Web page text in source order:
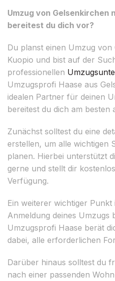
Umzug von Gelsenkirchen
bereitest du dich vor?
Du planst einen Umzug
Kuopio und bist auf der
professionellen
Umzugsprofi Haase aus
idealen Partner für deinen
bereitest du dich am besten
Zunächst solltest du eine
erstellen, um alle wichtigen
planen. Hierbei unterstützt
gerne und stellt dir
Verfügung.
Ein weiterer wichtiger Punkt
Anmeldung deines Umzugs
Umzugsprofi Haase berät
dabei, alle erforderlichen
Darüber hinaus solltest du
nach einer passenden